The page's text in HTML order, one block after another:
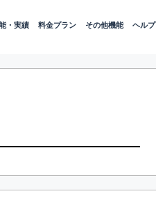
・実績 料金プラン その他機能 ヘルプ